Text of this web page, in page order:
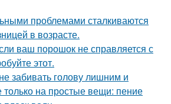
проблемами сталкиваются
в возрасте.
ваш порошок не справляется с
этот.
забивать голову лишним и
на простые вещи: пение